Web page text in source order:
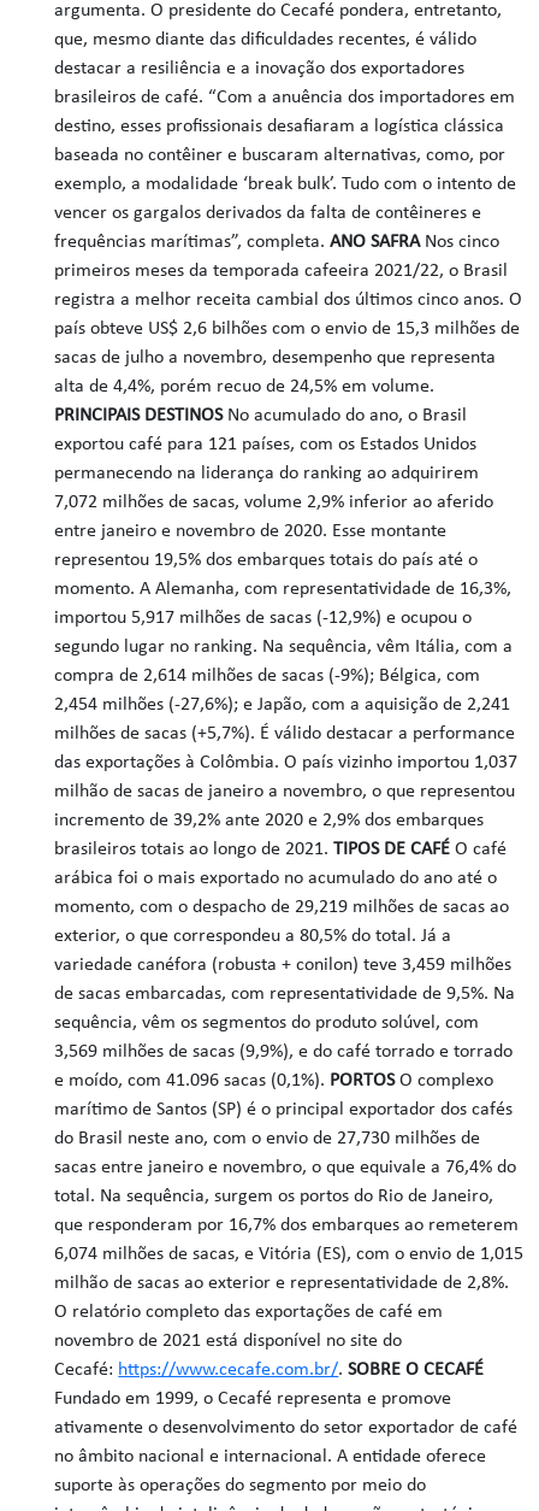
argumenta. O presidente do Cecafé pondera, entretanto,
que, mesmo diante das dificuldades recentes, é válido
destacar a resiliência e a inovação dos exportadores
brasileiros de café. “Com a anuência dos importadores em
destino, esses profissionais desafiaram a logística clássica
baseada no contêiner e buscaram alternativas, como, por
exemplo, a modalidade ‘break bulk’. Tudo com o intento de
vencer os gargalos derivados da falta de contêineres e
frequências marítimas”, completa.ANO SAFRANos cinco
primeiros meses da temporada cafeeira 2021/22, o Brasil
registra a melhor receita cambial dos últimos cinco anos. O
país obteve US$ 2,6 bilhões com o envio de 15,3 milhões de
sacas de julho a novembro, desempenho que representa
alta de 4,4%, porém recuo de 24,5% em volume.
PRINCIPAIS DESTINOSNo acumulado do ano, o Brasil
exportou café para 121 países, com os Estados Unidos
permanecendo na liderança do ranking ao adquirirem
7,072 milhões de sacas, volume 2,9% inferior ao aferido
entre janeiro e novembro de 2020. Esse montante
representou 19,5% dos embarques totais do país até o
momento. A Alemanha, com representatividade de 16,3%,
importou 5,917 milhões de sacas (-12,9%) e ocupou o
segundo lugar no ranking. Na sequência, vêm Itália, com a
compra de 2,614 milhões de sacas (-9%); Bélgica, com
2,454 milhões (-27,6%); e Japão, com a aquisição de 2,241
milhões de sacas (+5,7%). É válido destacar a performance
das exportações à Colômbia. O país vizinho importou 1,037
milhão de sacas de janeiro a novembro, o que representou
incremento de 39,2% ante 2020 e 2,9% dos embarques
brasileiros totais ao longo de 2021.TIPOS DE CAFÉ O café
arábica foi o mais exportado no acumulado do ano até o
momento, com o despacho de 29,219 milhões de sacas ao
exterior, o que correspondeu a 80,5% do total. Já a
variedade canéfora (robusta + conilon) teve 3,459 milhões
de sacas embarcadas, com representatividade de 9,5%. Na
sequência, vêm os segmentos do produto solúvel, com
3,569 milhões de sacas (9,9%), e do café torrado e torrado
e moído, com 41.096 sacas (0,1%). PORTOSO complexo
marítimo de Santos (SP) é o principal exportador dos cafés
do Brasil neste ano, com o envio de 27,730 milhões de
sacas entre janeiro e novembro, o que equivale a 76,4% do
total. Na sequência, surgem os portos do Rio de Janeiro,
que responderam por 16,7% dos embarques ao remeterem
6,074 milhões de sacas, e Vitória (ES), com o envio de 1,015
milhão de sacas ao exterior e representatividade de 2,8%.
O relatório completo das exportações de café em
novembro de 2021 está disponível no site do
Cecafé: https://www.cecafe.com.br/.SOBRE O CECAFÉ
Fundado em 1999, o Cecafé representa e promove
ativamente o desenvolvimento do setor exportador de café
no âmbito nacional e internacional. A entidade oferece
suporte às operações do segmento por meio do